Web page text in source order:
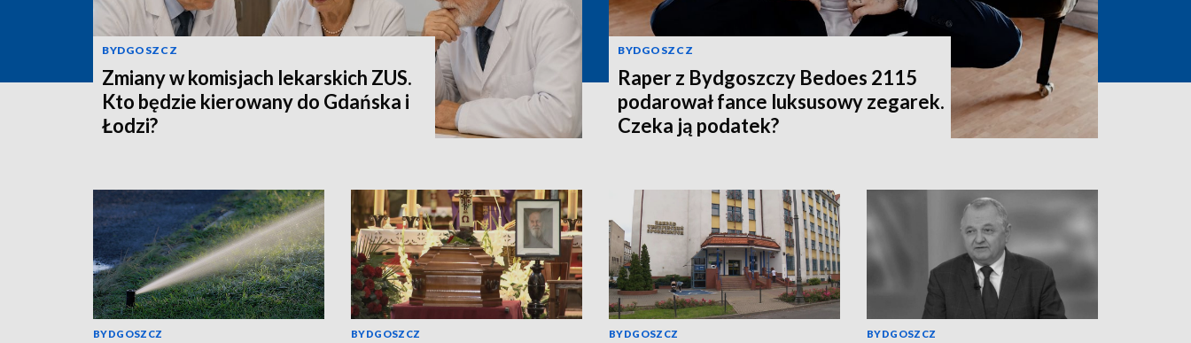
BYDGOSZCZ
Zmiany w komisjach lekarskich ZUS.
Kto będzie kierowany do Gdańska i
Łodzi?
BYDGOSZCZ
Raper z Bydgoszczy Bedoes 2115
podarował fance luksusowy zegarek.
Czeka ją podatek?
BYDGOSZCZ BYDGOSZCZ BYDGOSZCZ BYDGOSZCZ